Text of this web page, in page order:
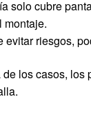
solo cubre
montaje.
evitar riesgos,
los casos, los